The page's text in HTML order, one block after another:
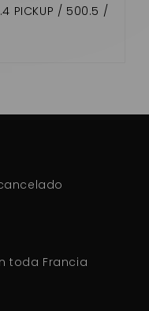
PICKUP / 500.5 /
toda Francia